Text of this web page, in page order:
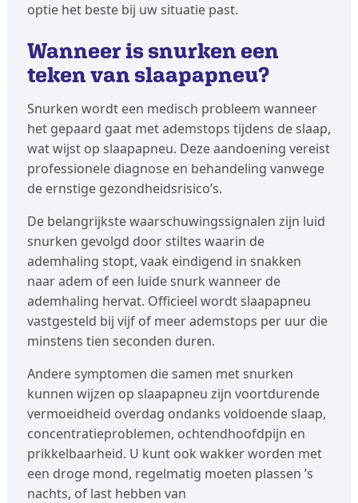
optie het beste bij uw situatie past.
Wanneer is snurken een
teken van slaapapneu?
Snurken wordt een medisch probleem wanneer
het gepaard gaat met ademstops tijdens de slaap,
wat wijst op slaapapneu. Deze aandoening vereist
professionele diagnose en behandeling vanwege
de ernstige gezondheidsrisico’s.
De belangrijkste waarschuwingssignalen zijn luid
snurken gevolgd door stiltes waarin de
ademhaling stopt, vaak eindigend in snakken
naar adem of een luide snurk wanneer de
ademhaling hervat. Officieel wordt slaapapneu
vastgesteld bij vijf of meer ademstops per uur die
minstens tien seconden duren.
Andere symptomen die samen met snurken
kunnen wijzen op slaapapneu zijn voortdurende
vermoeidheid overdag ondanks voldoende slaap,
concentratieproblemen, ochtendhoofdpijn en
prikkelbaarheid. U kunt ook wakker worden met
een droge mond, regelmatig moeten plassen ’s
nachts, of last hebben van